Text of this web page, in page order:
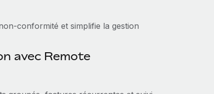
et simplifie la gestion
avec Remote